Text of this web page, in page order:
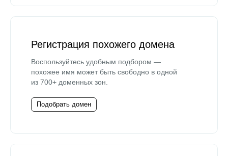
Регистрация похожего домена
Воспользуйтесь удобным подбором —
похожее имя может быть свободно в одной
из 700+ доменных зон.
Подобрать домен